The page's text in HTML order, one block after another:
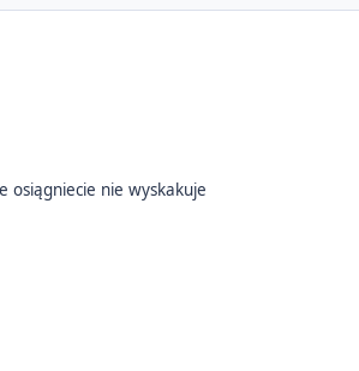
osiągniecie nie wyskakuje